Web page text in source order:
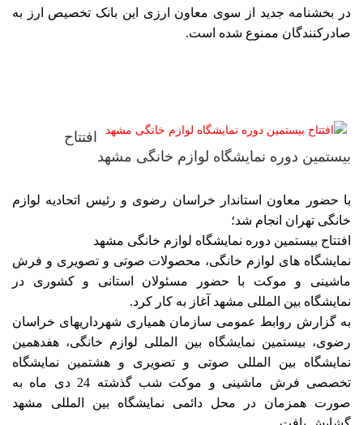
در بخشنامه جدید از سوی معاون ارزی این بانک تخصیص ارز به
صادرکنندگان ممنوع شده است.
افتتاح
بیستمین دوره نمایشگاه لوازم خانگی مشهد
با حضور معاون استاندار خراسان رضوی و رئیس اتحادیه لوازم
خانگی تهران انجام شد؛
افتتاح بیستمین دوره نمایشگاه لوازم خانگی مشهد
نمایشگاه های لوازم خانگی، محصولات صوتی و تصویری و فرش
ماشینی و موکت با حضور مسئولان استانی و کشوری در
نمایشگاه بین المللی مشهد آغاز به کار کرد.
به گزارش روابط عمومی سازمان همیاری شهرداریهای خراسان
رضوی، بیستمین نمایشگاه بین المللی لوازم خانگی، هفدهمین
نمایشگاه بین المللی صوتی و تصویری و هشتمین نمایشگاه
تخصصی فرش ماشینی و موکت شب گذشته 24 دی ماه به
صورت همزمان در محل دائمی نمایشگاه بین المللی مشهد